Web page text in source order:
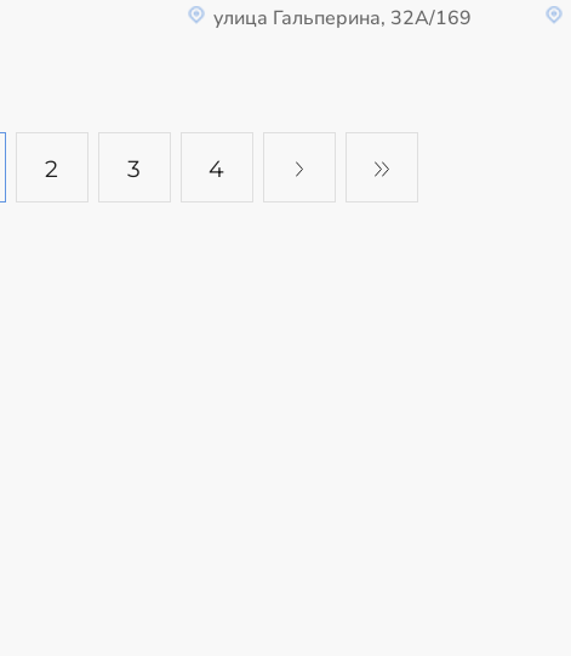
улица Гальперина, 32А/169
2 3 4